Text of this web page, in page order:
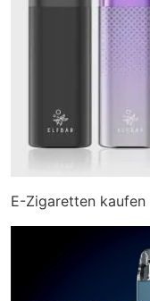
E-Zigaretten kaufen